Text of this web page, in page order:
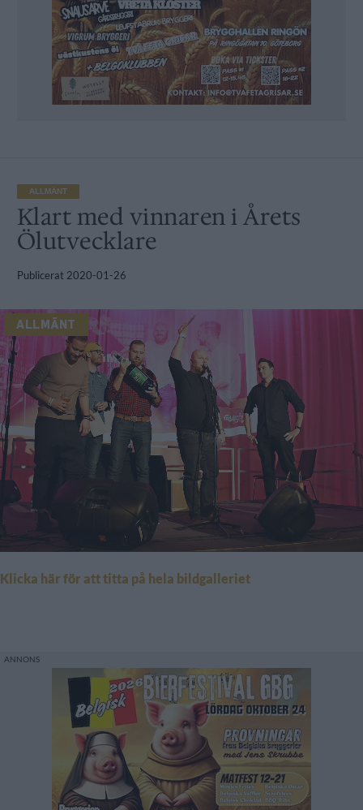
ALLMÄNT
Klart med vinnaren i Årets
Ölutvecklare
Publicerat 2020-01-26
ALLMÄNT
Klicka här för att titta på hela bildgalleriet